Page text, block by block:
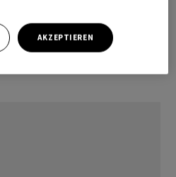
um 1,9 Prozent zum
vor allem aus den
AKZEPTIEREN